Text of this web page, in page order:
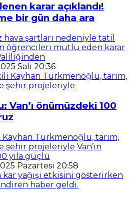
karar açıklandı!
bir gün daha ara
hava şartları nedeniyle tatil
öğrencileri mutlu eden karar
Salı 20:36
Van’ı önümüzdeki 100
Türkmenoğlu, tarım,
şehir projeleriyle Van’ın
yıla güçlü
Pazartesi 20:58